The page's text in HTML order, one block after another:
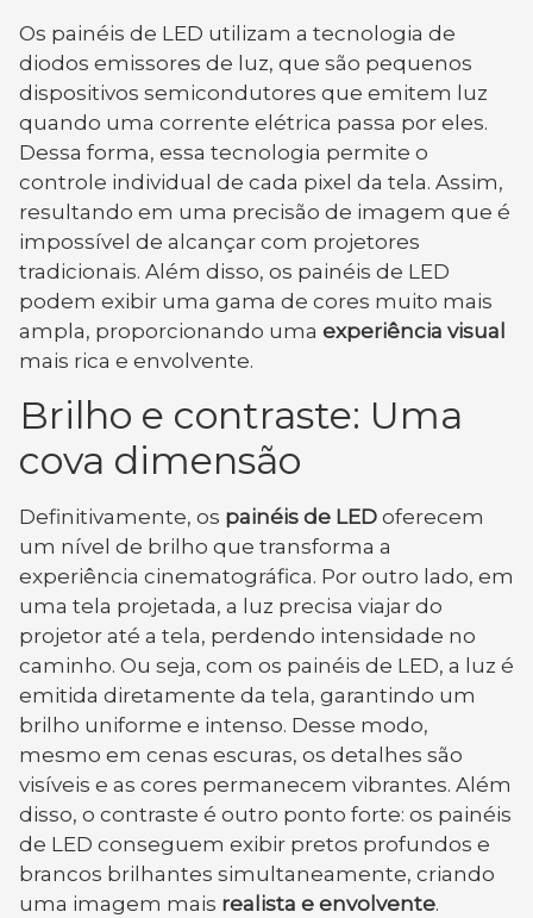
Os painéis de LED utilizam a tecnologia de
diodos emissores de luz, que são pequenos
dispositivos semicondutores que emitem luz
quando uma corrente elétrica passa por eles.
Dessa forma, essa tecnologia permite o
controle individual de cada pixel da tela. Assim,
resultando em uma precisão de imagem que é
impossível de alcançar com projetores
tradicionais. Além disso, os painéis de LED
podem exibir uma gama de cores muito mais
ampla, proporcionando uma experiência visual
mais rica e envolvente.
Brilho e contraste: Uma
cova dimensão
Definitivamente, os painéis de LED oferecem
um nível de brilho que transforma a
experiência cinematográfica. Por outro lado, em
uma tela projetada, a luz precisa viajar do
projetor até a tela, perdendo intensidade no
caminho. Ou seja, com os painéis de LED, a luz é
emitida diretamente da tela, garantindo um
brilho uniforme e intenso. Desse modo,
mesmo em cenas escuras, os detalhes são
visíveis e as cores permanecem vibrantes. Além
disso, o contraste é outro ponto forte: os painéis
de LED conseguem exibir pretos profundos e
brancos brilhantes simultaneamente, criando
uma imagem mais realista e envolvente.